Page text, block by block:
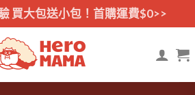
買大包送小包！首購運費$0>>